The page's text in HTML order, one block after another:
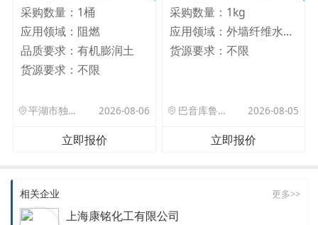
采购数量： 1桶
应用领域： 阻燃
品质要求： 有机膨润土
货源要求： 不限
平湖市独山港镇集港路 589 号 2026-08-06
立即报价
采购数量： 1kg
应用领域：
外墙纤维水泥板
货源要求：不限
巴音库鲁提镇,托帕口岸六号库房 2026-08-05
立即报价
相关企业 更多>>
上海康铭化工有限公司